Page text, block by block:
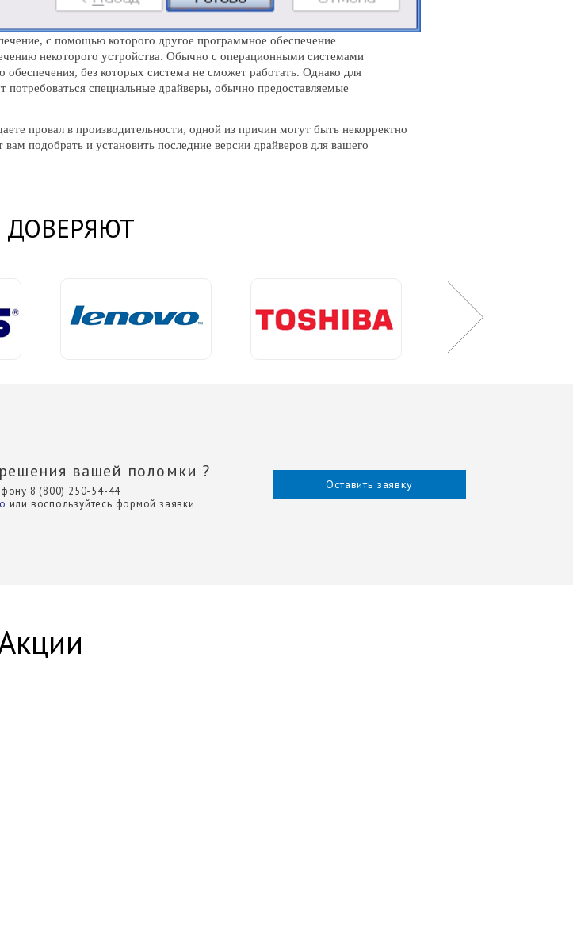
с помощью которого другое программное обеспечение
некоторого устройства. Обычно с операционными системами
без которых система не сможет работать. Однако для
потребоваться специальные драйверы, обычно предоставляемые
провал в производительности, одной из причин могут быть некорректно
подобрать и установить последние версии драйверов для вашего
вашей поломки ?
8 (800) 250-54-44
или воспользуйтесь формой заявки
Оставить заявку